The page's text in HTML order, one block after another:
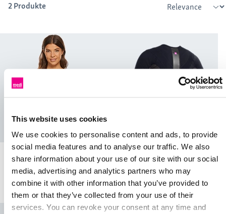
This website uses cookies
We use cookies to personalise content and ads, to provide
social media features and to analyse our traffic. We also
share information about your use of our site with our social
media, advertising and analytics partners who may
combine it with other information that you’ve provided to
them or that they’ve collected from your use of their
services. You can revoke your consent at any time and
2 Produkte
lipomed bra/belt
Multifunktionaler BH
medi Posture plus force
Shirt zur Haltungskorrektur